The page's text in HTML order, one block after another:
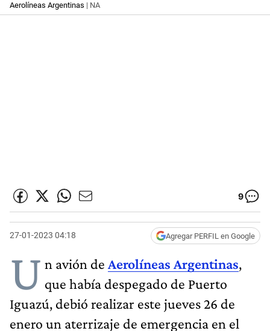
Aerolíneas Argentinas | NA
9
27-01-2023 04:18 Agregar PERFIL en Google
U n avión de Aerolíneas Argentinas,
que había despegado de Puerto
Iguazú, debió realizar este jueves 26 de
enero un aterrizaje de emergencia en el